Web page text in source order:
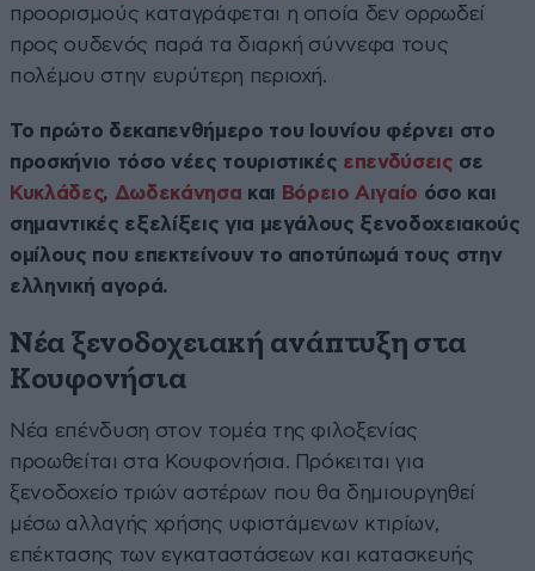
προορισμούς καταγράφεται η οποία δεν ορρωδεί
προς ουδενός παρά τα διαρκή σύννεφα τους
πολέμου στην ευρύτερη περιοχή.
Το πρώτο δεκαπενθήμερο του Ιουνίου φέρνει στο
προσκήνιο τόσο νέες τουριστικές επενδύσεις σε
Κυκλάδες, Δωδεκάνησα και Βόρειο Αιγαίο όσο και
σημαντικές εξελίξεις για μεγάλους ξενοδοχειακούς
ομίλους που επεκτείνουν το αποτύπωμά τους στην
ελληνική αγορά.
Νέα ξενοδοχειακή ανάπτυξη στα
Κουφονήσια
Νέα επένδυση στον τομέα της φιλοξενίας
προωθείται στα Κουφονήσια. Πρόκειται για
ξενοδοχείο τριών αστέρων που θα δημιουργηθεί
μέσω αλλαγής χρήσης υφιστάμενων κτιρίων,
επέκτασης των εγκαταστάσεων και κατασκευής